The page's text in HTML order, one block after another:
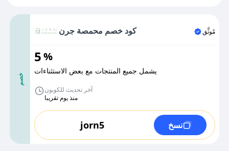
خصم
كود خصم محمصة جرن مُوثَّق
5%
يشمل جميع المنتجات مع بعض الاستثناءات
آخر تحديث للكوبون
منذ يوم تقريبا
jorn5 نسخ